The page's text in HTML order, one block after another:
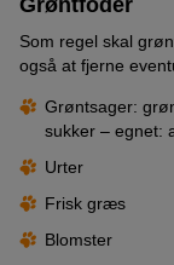
Grøntfoder
Som regel skal
også at fjerne
Grøntsager:
sukker – egnet:
Urter
Frisk græs
Blomster